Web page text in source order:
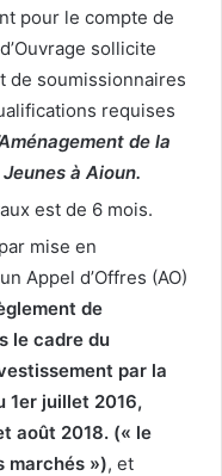
pour le compte de
sollicite
de soumissionnaires
requises
de la
à Aioun.
est de 6 mois.
mise en
Appel d’Offres (AO)
de
le cadre du
par la
1er juillet 2016,
août 2018. (« le
marchés »), et